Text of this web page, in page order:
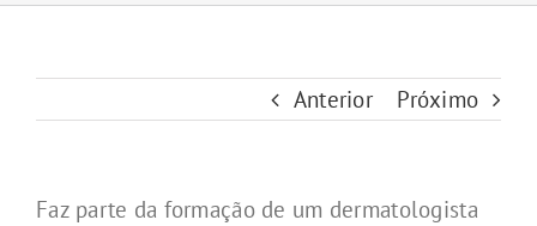
Anterior Próximo
Faz parte da formação de um dermatologista